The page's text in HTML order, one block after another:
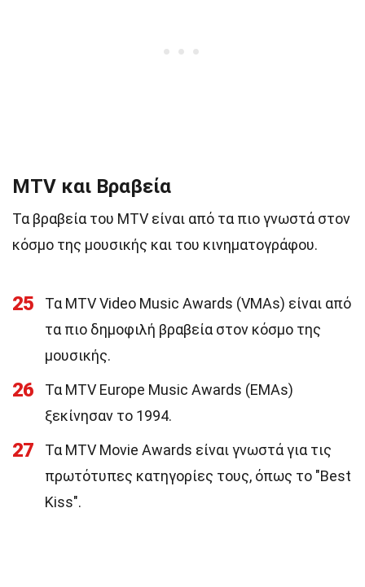
MTV και Βραβεία
Τα βραβεία του MTV είναι από τα πιο γνωστά στον
κόσμο της μουσικής και του κινηματογράφου.
25
Τα MTV Video Music Awards (VMAs) είναι από
τα πιο δημοφιλή βραβεία στον κόσμο της
μουσικής.
26
Τα MTV Europe Music Awards (EMAs)
ξεκίνησαν το 1994.
27
Τα MTV Movie Awards είναι γνωστά για τις
πρωτότυπες κατηγορίες τους, όπως το "Best
Kiss".